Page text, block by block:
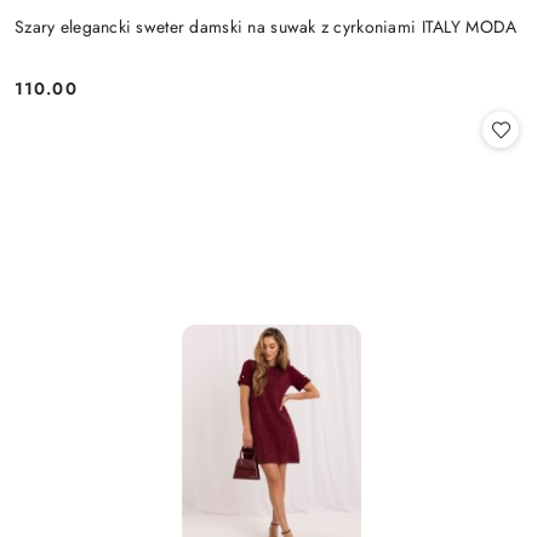
Szary elegancki sweter damski na suwak z cyrkoniami ITALY MODA
Cena:
110.00